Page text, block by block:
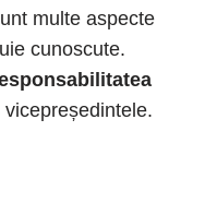
multe aspecte
cunoscute.
vicepreședintele.